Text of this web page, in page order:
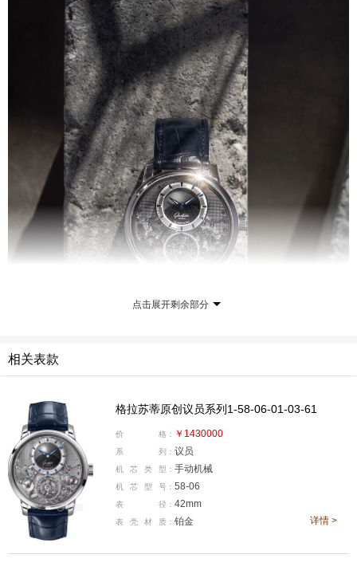
核心亮点在于其突破性的“飞返陀飞轮”专利。这一创新
结构不仅成功抵消了重力对走时的影响，更实现了陀飞轮
的停秒、归零及分钟止动功能。当表冠拉出时，陀飞轮框
点击展开剩余部分
相关表款
格拉苏蒂原创议员系列1-58-06-01-03-61
价 格： ￥1430000
系 列： 议员
机 芯 类 型： 手动机械
机 芯 型 号： 58-06
表 径： 42mm
表 壳 材 质： 铂金 详情 >